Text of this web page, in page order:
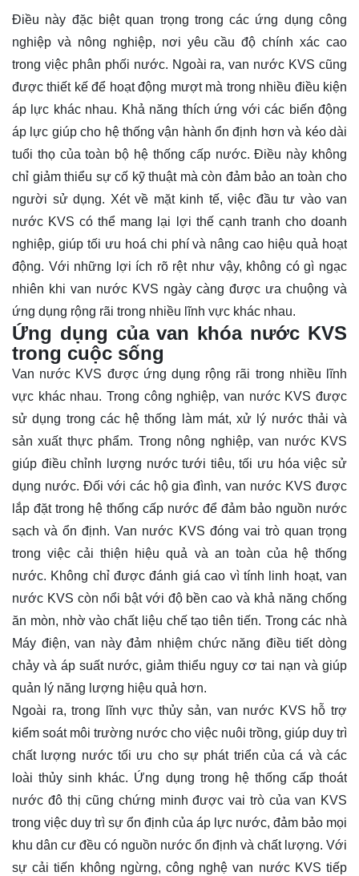
Điều này đặc biệt quan trọng trong các ứng dụng công
nghiệp và nông nghiệp, nơi yêu cầu độ chính xác cao
trong việc phân phối nước. Ngoài ra, van nước KVS cũng
được thiết kế để hoạt động mượt mà trong nhiều điều kiện
áp lực khác nhau. Khả năng thích ứng với các biến động
áp lực giúp cho hệ thống vận hành ổn định hơn và kéo dài
tuổi thọ của toàn bộ hệ thống cấp nước. Điều này không
chỉ giảm thiểu sự cố kỹ thuật mà còn đảm bảo an toàn cho
người sử dụng. Xét về mặt kinh tế, việc đầu tư vào van
nước KVS có thể mang lại lợi thế cạnh tranh cho doanh
nghiệp, giúp tối ưu hoá chi phí và nâng cao hiệu quả hoạt
động. Với những lợi ích rõ rệt như vậy, không có gì ngạc
nhiên khi van nước KVS ngày càng được ưa chuộng và
ứng dụng rộng rãi trong nhiều lĩnh vực khác nhau.
Ứng dụng của van khóa nước KVS
trong cuộc sống
Van nước KVS được ứng dụng rộng rãi trong nhiều lĩnh
vực khác nhau. Trong công nghiệp, van nước KVS được
sử dụng trong các hệ thống làm mát, xử lý nước thải và
sản xuất thực phẩm. Trong nông nghiệp, van nước KVS
giúp điều chỉnh lượng nước tưới tiêu, tối ưu hóa việc sử
dụng nước. Đối với các hộ gia đình, van nước KVS được
lắp đặt trong hệ thống cấp nước để đảm bảo nguồn nước
sạch và ổn định. Van nước KVS đóng vai trò quan trọng
trong việc cải thiện hiệu quả và an toàn của hệ thống
nước. Không chỉ được đánh giá cao vì tính linh hoạt, van
nước KVS còn nổi bật với độ bền cao và khả năng chống
ăn mòn, nhờ vào chất liệu chế tạo tiên tiến. Trong các nhà
Máy điện, van này đảm nhiệm chức năng điều tiết dòng
chảy và áp suất nước, giảm thiểu nguy cơ tai nạn và giúp
quản lý năng lượng hiệu quả hơn.
Ngoài ra, trong lĩnh vực thủy sản, van nước KVS hỗ trợ
kiểm soát môi trường nước cho việc nuôi trồng, giúp duy trì
chất lượng nước tối ưu cho sự phát triển của cá và các
loài thủy sinh khác. Ứng dụng trong hệ thống cấp thoát
nước đô thị cũng chứng minh được vai trò của van KVS
trong việc duy trì sự ổn định của áp lực nước, đảm bảo mọi
khu dân cư đều có nguồn nước ổn định và chất lượng. Với
sự cải tiến không ngừng, công nghệ van nước KVS tiếp